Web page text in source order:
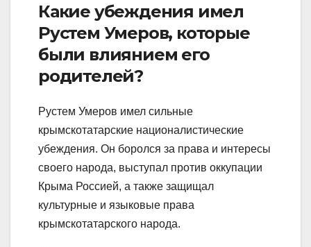
Какие убеждения имел
Рустем Умеров, которые
были влиянием его
родителей?
Рустем Умеров имел сильные
крымскотатарские националистические
убеждения. Он боролся за права и интересы
своего народа, выступал против оккупации
Крыма Россией, а также защищал
культурные и языковые права
крымскотатарского народа.